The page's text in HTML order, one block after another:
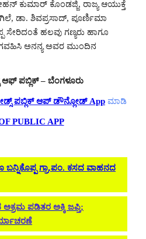
ಕುಮಾರ್ ಕೊಂಡಜ್ಜಿ, ರಾಜ್ಯ ಆಯುಕ್ತೆ
ಡಾ. ಶಿವಪ್ರಸಾದ್, ಪೂರ್ಣಿಮಾ
ಸೇರಿದಂತೆ ಹಲವು ಗಣ್ಯರು ಹಾಗೂ
ಅನನ್ಯ ಅವರ ಮುಂದಿನ
ಪಬ್ಲಿಕ್ – ಬೆಂಗಳೂರು
ಪಬ್ಲಿಕ್ ಆಪ್ ಡೌನ್ಲೋಡ್ App ಮಾಡಿ
PUBLIC APP
ಬನ್ನಿಕೊಪ್ಪ ಗ್ರಾ.ಪಂ. ಕಸದ ವಾಹನದ
ಅಕ್ರಮ ಪಡಿತರ ಅಕ್ಕಿ ಜಪ್ತಿ;